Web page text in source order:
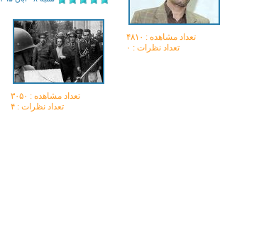
تعداد مشاهده :‌ ۴۸۱۰
تعداد نظرات : ۰
تعداد مشاهده :‌ ۳۰۵۰
تعداد نظرات : ۴